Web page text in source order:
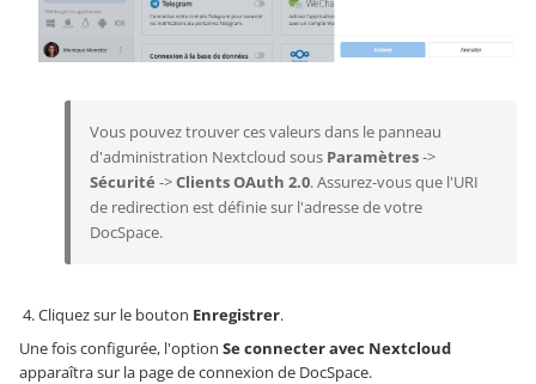
Vous pouvez trouver ces valeurs dans le panneau
d'administration Nextcloud sous Paramètres->
Sécurité ->Clients OAuth 2.0. Assurez-vous que l'URI
de redirection est définie sur l'adresse de votre
DocSpace.
Cliquez sur le bouton Enregistrer.
Une fois configurée, l'option Se connecter avec Nextcloud
apparaîtra sur la page de connexion de DocSpace.